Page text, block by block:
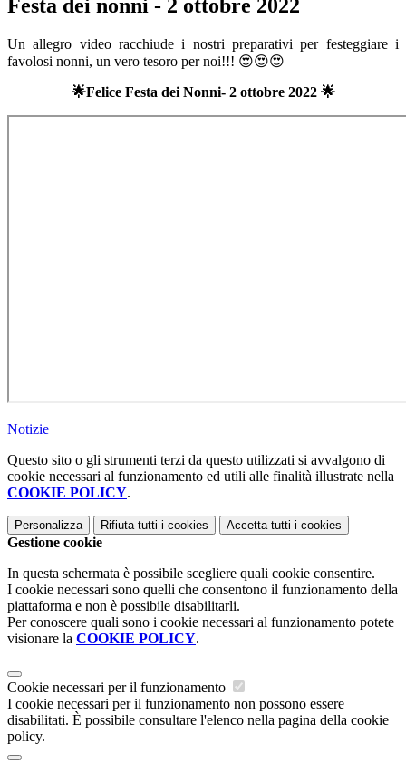
Festa dei nonni - 2 ottobre 2022
Un allegro video racchiude i nostri preparativi per festeggiare i
favolosi nonni, un vero tesoro per noi!!! 😍😍😍
🌟Felice Festa dei Nonni- 2 ottobre 2022 🌟
Notizie
Questo sito o gli strumenti terzi da questo utilizzati si avvalgono di
cookie necessari al funzionamento ed utili alle finalità illustrate nella
COOKIE POLICY.
Personalizza Rifiuta tutti i cookies Accetta tutti i cookies
Gestione cookie
In questa schermata è possibile scegliere quali cookie consentire.
I cookie necessari sono quelli che consentono il funzionamento della
piattaforma e non è possibile disabilitarli.
Per conoscere quali sono i cookie necessari al funzionamento potete
visionare la COOKIE POLICY.
Cookie necessari per il funzionamento
I cookie necessari per il funzionamento non possono essere
disabilitati. È possibile consultare l'elenco nella pagina della cookie
policy.